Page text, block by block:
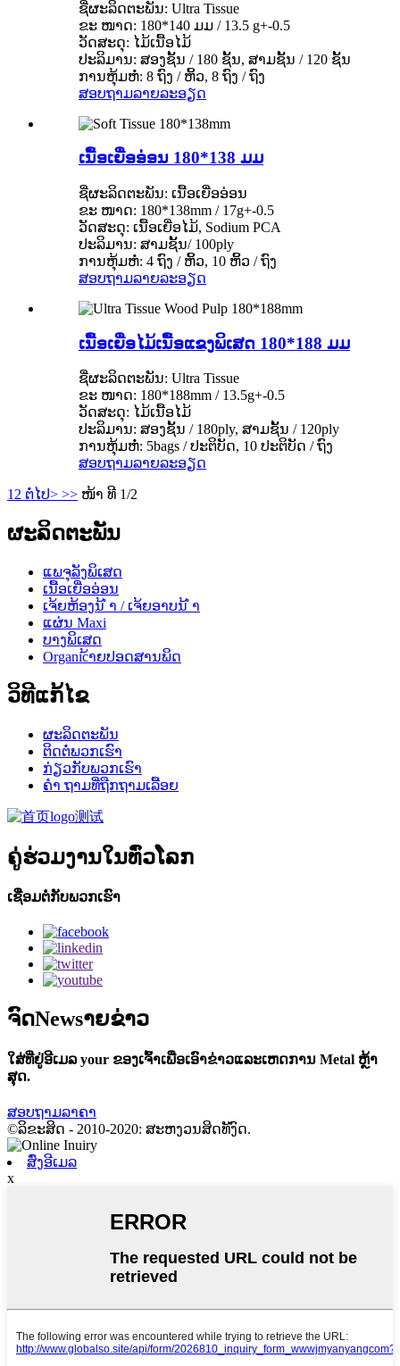
ຊື່ຜະລິດຕະພັນ: Ultra Tissue
ຂະ ໜາດ: 180*140 ມມ / 13.5 g+-0.5
ວັດສະດຸ: ໄມ້ເນື້ອໄມ້
ປະລິມານ: ສອງຊັ້ນ / 180 ຊັ້ນ, ສາມຊັ້ນ / 120 ຊັ້ນ
ການຫຸ້ມຫໍ່: 8 ຖົງ / ຫິ້ວ, 8 ຖົງ / ຖົງ
ສອບຖາມລາຍລະອຽດ
ເນື້ອເຍື່ອອ່ອນ 180*138 ມມ
ຊື່ຜະລິດຕະພັນ: ເນື້ອເຍື່ອອ່ອນ
ຂະ ໜາດ: 180*138mm / 17g+-0.5
ວັດສະດຸ: ເນື້ອເຍື່ອໄມ້, Sodium PCA
ປະລິມານ: ສາມຊັ້ນ/ 100ply
ການຫຸ້ມຫໍ່: 4 ຖົງ / ຫິ້ວ, 10 ຫິ້ວ / ຖົງ
ສອບຖາມລາຍລະອຽດ
ເນື້ອເຍື່ອໄມ້ເນື້ອແຂງພິເສດ 180*188 ມມ
ຊື່ຜະລິດຕະພັນ: Ultra Tissue
ຂະ ໜາດ: 180*188mm / 13.5g+-0.5
ວັດສະດຸ: ໄມ້ເນື້ອໄມ້
ປະລິມານ: ສອງຊັ້ນ / 180ply, ສາມຊັ້ນ / 120ply
ການຫຸ້ມຫໍ່: 5bags / ປະຕິບັດ, 10 ປະຕິບັດ / ຖົງ
ສອບຖາມລາຍລະອຽດ
12 ຕໍ່ໄປ> >> ໜ້າ ທີ 1/2
ຜະລິດຕະພັນ
ແພຈຸລັງພິເສດ
ເນື້ອເຍື່ອອ່ອນ
ເຈ້ຍຫ້ອງນ້ ຳ / ເຈ້ຍອາບນ້ ຳ
ແຜ່ນ Maxi
ບາງພິເສດ
Organic້າຍປອດສານພິດ
ວິທີແກ້ໄຂ
ຜະລິດຕະພັນ
ຕິດ​ຕໍ່​ພວກ​ເຮົາ
ກ່ຽວ​ກັບ​ພວກ​ເຮົາ
ຄຳ ຖາມທີ່ຖືກຖາມເລື້ອຍ
ຄູ່ຮ່ວມງານໃນທົ່ວໂລກ
ເຊື່ອມຕໍ່ກັບພວກເຮົາ
ຈົດNewsາຍຂ່າວ
ໃສ່ທີ່ຢູ່ອີເມລ your ຂອງເຈົ້າເພື່ອເອົາຂ່າວແລະເຫດການ Metal ຫຼ້າ
ສຸດ.
ສອບຖາມລາຄາ
©ລິຂະສິດ - 2010-2020: ສະຫງວນສິດທັງົດ.
ສົ່ງອີເມລ
x